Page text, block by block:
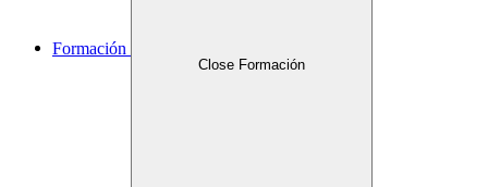
Formación
Close Formación